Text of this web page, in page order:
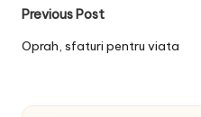
Post
navigation
Previous Post
Oprah, sfaturi pentru viata